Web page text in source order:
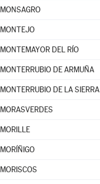
MONSAGRO
MONTEJO
MONTEMAYOR DEL RÍO
MONTERRUBIO DE ARMUÑA
MONTERRUBIO DE LA SIERRA
MORASVERDES
MORILLE
MORÍÑIGO
MORISCOS